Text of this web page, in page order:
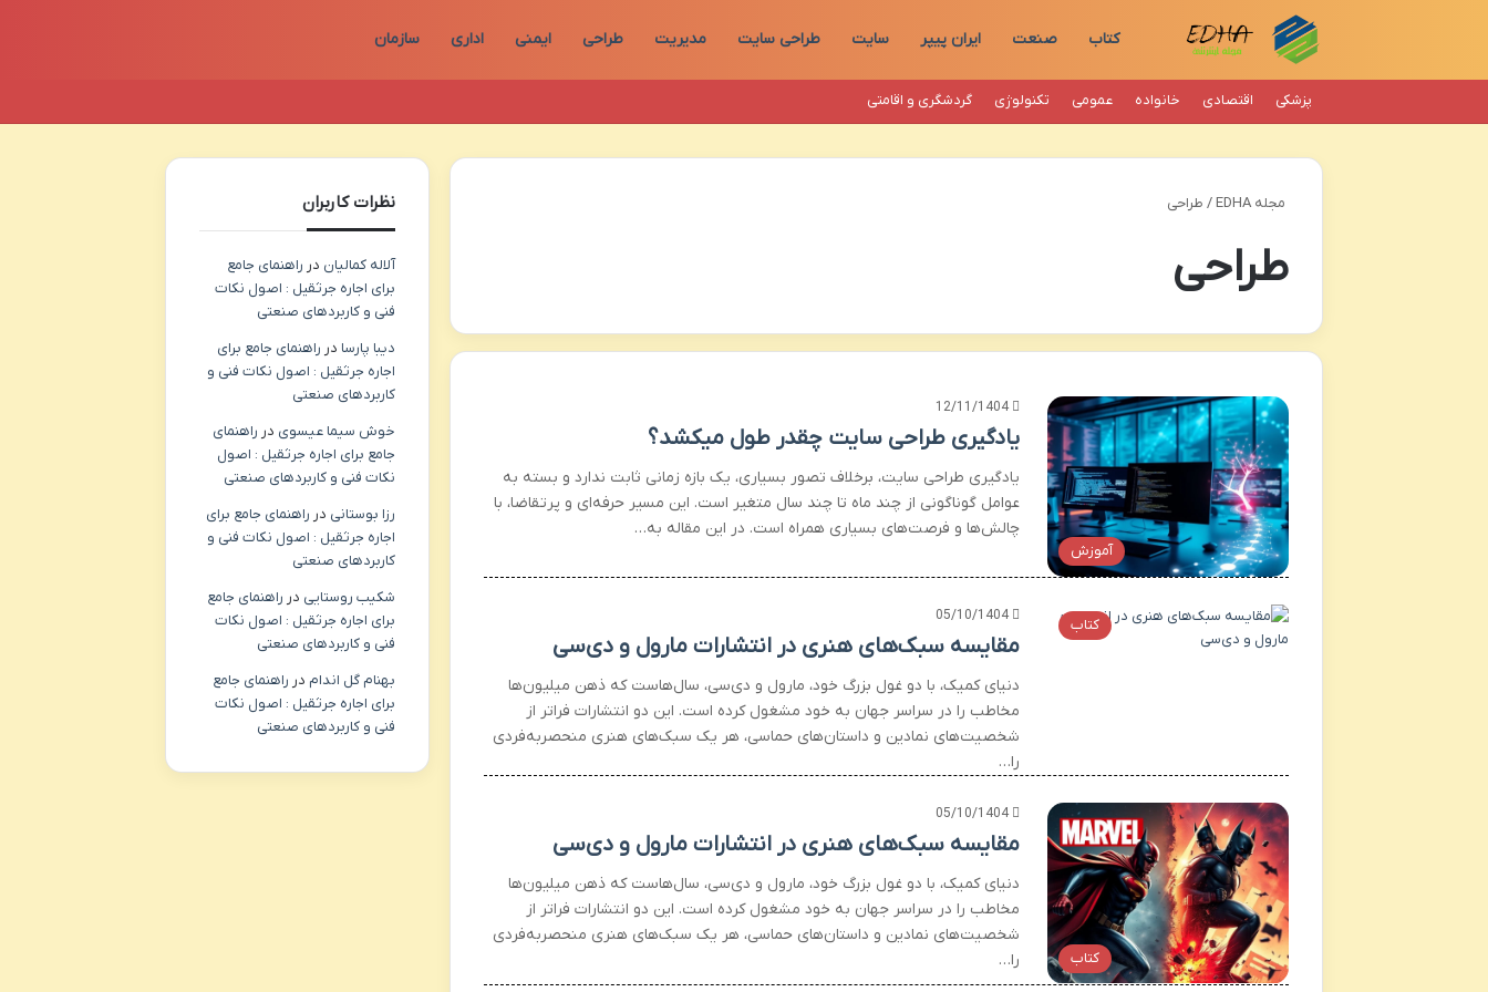
کتاب صنعت ایران پیپر سایت طراحی سایت مدیریت طراحی ایمنی اداری سازمان
پزشکی اقتصادی خانواده عمومی تکنولوژی گردشگری و اقامتی
مجله EDHA / طراحی
طراحی
آموزش
12/11/1404
یادگیری طراحی سایت چقدر طول میکشد؟
یادگیری طراحی سایت، برخلاف تصور بسیاری، یک بازه زمانی ثابت ندارد و بسته به
عوامل گوناگونی از چند ماه تا چند سال متغیر است. این مسیر حرفه‌ای و پرتقاضا، با
چالش‌ها و فرصت‌های بسیاری همراه است. در این مقاله به…
کتاب 05/10/1404
مقایسه سبک‌های هنری در انتشارات مارول و دی‌سی
دنیای کمیک، با دو غول بزرگ خود، مارول و دی‌سی، سال‌هاست که ذهن میلیون‌ها
مخاطب را در سراسر جهان به خود مشغول کرده است. این دو انتشارات فراتر از
شخصیت‌های نمادین و داستان‌های حماسی، هر یک سبک‌های هنری منحصربه‌فردی
را…
کتاب
05/10/1404
مقایسه سبک‌های هنری در انتشارات مارول و دی‌سی
دنیای کمیک، با دو غول بزرگ خود، مارول و دی‌سی، سال‌هاست که ذهن میلیون‌ها
مخاطب را در سراسر جهان به خود مشغول کرده است. این دو انتشارات فراتر از
شخصیت‌های نمادین و داستان‌های حماسی، هر یک سبک‌های هنری منحصربه‌فردی
را…
نظرات کاربران
آلاله کمالیان در راهنمای جامع
برای اجاره جرثقیل : اصول نکات
فنی و کاربردهای صنعتی
دیبا پارسا در راهنمای جامع برای
اجاره جرثقیل : اصول نکات فنی و
کاربردهای صنعتی
خوش سیما عیسوی در راهنمای
جامع برای اجاره جرثقیل : اصول
نکات فنی و کاربردهای صنعتی
رزا بوستانی در راهنمای جامع برای
اجاره جرثقیل : اصول نکات فنی و
کاربردهای صنعتی
شکیب روستایی در راهنمای جامع
برای اجاره جرثقیل : اصول نکات
فنی و کاربردهای صنعتی
بهنام گل اندام در راهنمای جامع
برای اجاره جرثقیل : اصول نکات
فنی و کاربردهای صنعتی